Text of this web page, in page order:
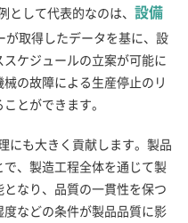
して代表的なのは、 設備
が取得したデータを基に、設
ケジュールの立案が可能に
の故障による生産停止のリ
とができます。
にも大きく貢献します。製品
、製造工程全体を通じて製
なり、品質の一貫性を保つ
などの条件が製品品質に影